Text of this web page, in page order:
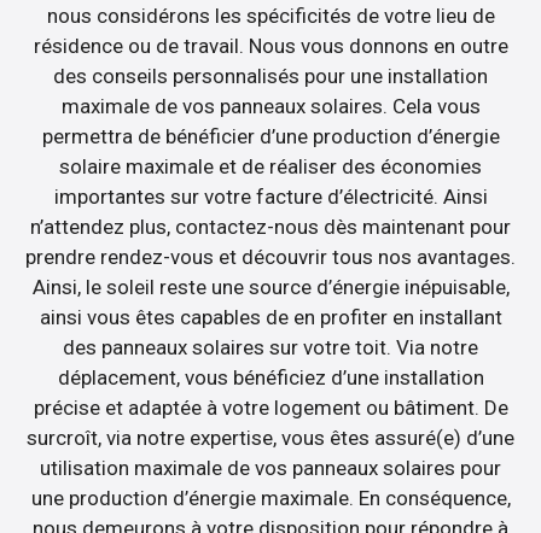
nous considérons les spécificités de votre lieu de
résidence ou de travail. Nous vous donnons en outre
des conseils personnalisés pour une installation
maximale de vos panneaux solaires. Cela vous
permettra de bénéficier d’une production d’énergie
solaire maximale et de réaliser des économies
importantes sur votre facture d’électricité. Ainsi
n’attendez plus, contactez-nous dès maintenant pour
prendre rendez-vous et découvrir tous nos avantages.
Ainsi, le soleil reste une source d’énergie inépuisable,
ainsi vous êtes capables de en profiter en installant
des panneaux solaires sur votre toit. Via notre
déplacement, vous bénéficiez d’une installation
précise et adaptée à votre logement ou bâtiment. De
surcroît, via notre expertise, vous êtes assuré(e) d’une
utilisation maximale de vos panneaux solaires pour
une production d’énergie maximale. En conséquence,